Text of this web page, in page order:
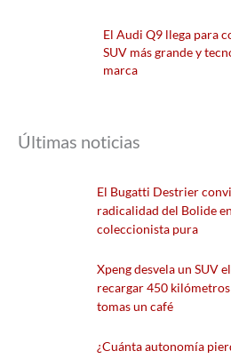
El Audi Q9 llega para
SUV más grande y
marca
Últimas noticias
El Bugatti Destrier
radicalidad del Bolide
coleccionista pura
Xpeng desvela un SUV
recargar 450
tomas un café
¿Cuánta autonomía